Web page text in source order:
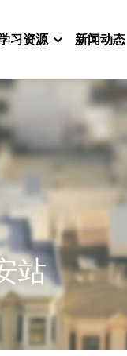
习资源 新闻动态
站